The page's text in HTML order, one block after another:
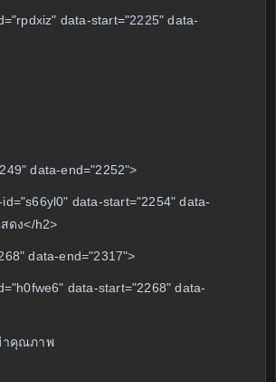
data-start="2225" data-
data-end="2252">
data-start="2254" data-
ดง</h2>
data-end="2317">
data-start="2268" data-
าคุณภาพ